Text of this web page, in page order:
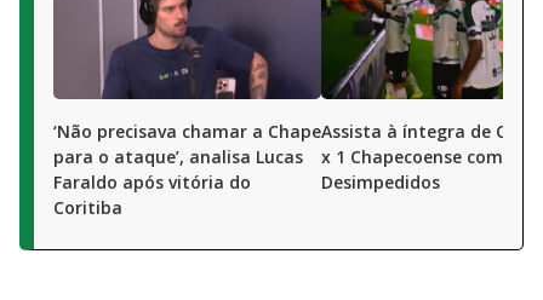
‘Não precisava chamar a Chape
para o ataque’, analisa Lucas
Faraldo após vitória do
Coritiba
Assista à íntegra de
x 1 Chapecoense com R7 e
Desimpedidos